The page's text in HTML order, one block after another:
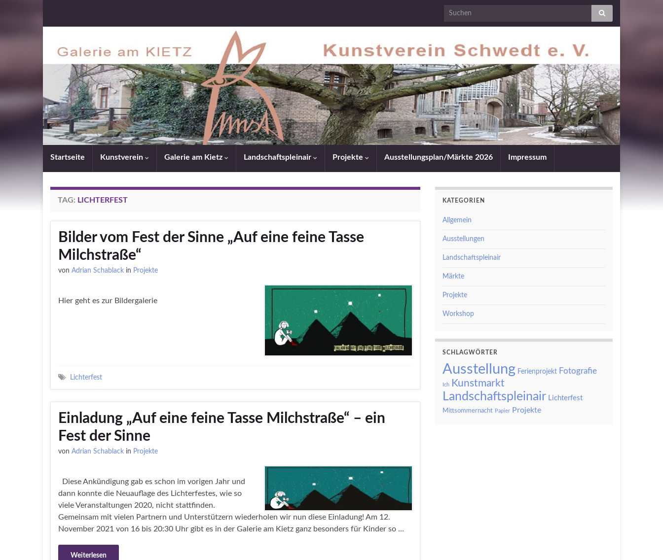
Startseite Kunstverein Galerie am Kietz Landschaftspleinair Projekte Ausstellungsplan/Märkte 2026 Impressum
TAG: LICHTERFEST
Bilder vom Fest der Sinne „Auf eine feine Tasse
Milchstraße“
von Adrian Schablack in Projekte
Hier geht es zur Bildergalerie
Lichterfest
Einladung „Auf eine feine Tasse Milchstraße“ – ein
Fest der Sinne
von Adrian Schablack in Projekte
Diese Ankündigung gab es schon im vorigen Jahr und
dann konnte die Neuauflage des Lichterfestes, wie so
viele Veranstaltungen 2020, nicht stattfinden.
Gemeinsam mit vielen Partnern und Unterstützern wiederholen wir nun diese Einladung! Am 12.
November 2021 von 16 bis 20:30 Uhr gibt es in der Galerie am Kietz ganz besonders für Kinder so …
Weiterlesen
KATEGORIEN
Allgemein
Ausstellungen
Landschaftspleinair
Märkte
Projekte
Workshop
SCHLAGWÖRTER
Ausstellung Ferienprojekt Fotografie
Ich Kunstmarkt
Landschaftspleinair Lichterfest
Mittsommernacht Papier Projekte